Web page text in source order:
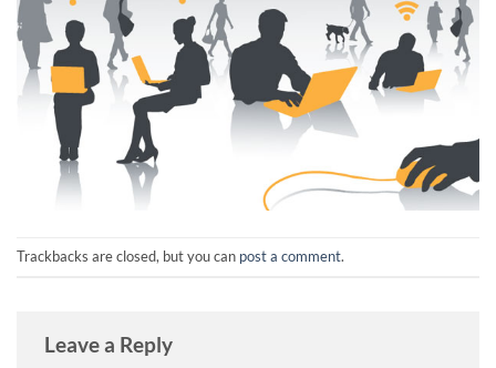
Trackbacks are closed, but you can post a comment.
Leave a Reply